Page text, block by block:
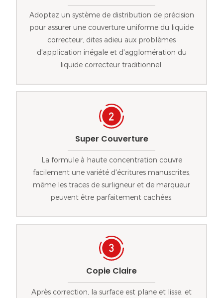
Adoptez un système de distribution de précision
pour assurer une couverture uniforme du liquide
correcteur, dites adieu aux problèmes
d'application inégale et d'agglomération du
liquide correcteur traditionnel.
Super Couverture
La formule à haute concentration couvre
facilement une variété d'écritures manuscrites,
même les traces de surligneur et de marqueur
peuvent être parfaitement cachées.
Copie Claire
Après correction, la surface est plane et lisse, et